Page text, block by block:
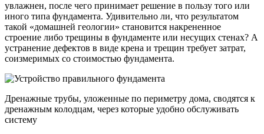
увлажнен, после чего принимает решение в пользу того или
иного типа фундамента. Удивительно ли, что результатом
такой «домашней геологии» становится накрененное
строение либо трещины в фундаменте или несущих стенах? А
устранение дефектов в виде крена и трещин требует затрат,
соизмеримых со стоимостью фундамента.
Дренажные трубы, уложенные по периметру дома, сводятся к
дренажным колодцам, через которые удобно обслуживать
систему